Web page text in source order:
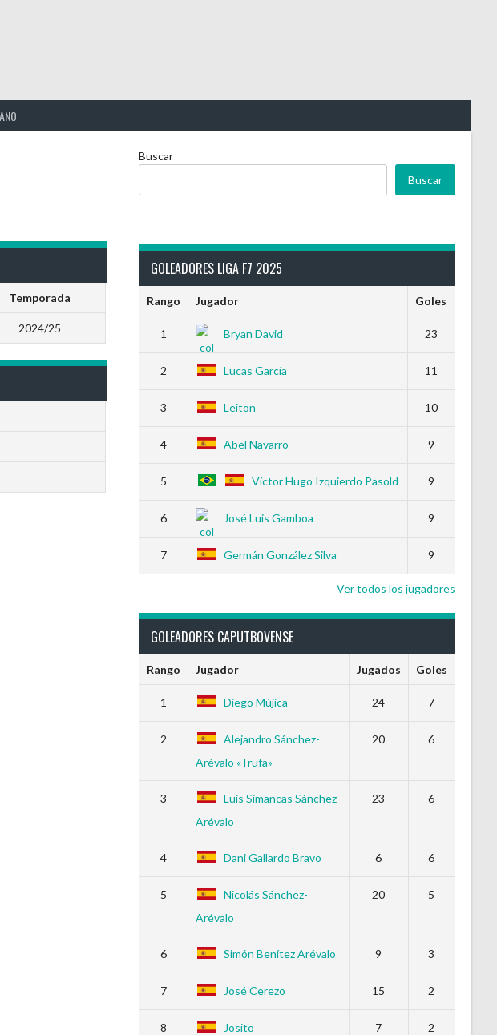
Temporada
2024/25
Buscar
Buscar
GOLEADORES LIGA F7 2025
Rango Jugador Goles
1 Bryan David 23
2 Lucas García 11
3 Leiton 10
4 Abel Navarro 9
5 Víctor Hugo Izquierdo Pasold 9
6 José Luis Gamboa 9
7 Germán González Silva 9
Ver todos los jugadores
GOLEADORES CAPUTBOVENSE
Rango Jugador Jugados Goles
1 Diego Mújica 24 7
2
Alejandro Sánchez-
Arévalo «Trufa»
20 6
3
Luis Simancas Sánchez-
Arévalo
23 6
4 Dani Gallardo Bravo 6 6
5
Nicolás Sánchez-
Arévalo
20 5
6 Simón Benítez Arévalo 9 3
7 José Cerezo 15 2
8 Josito 7 2